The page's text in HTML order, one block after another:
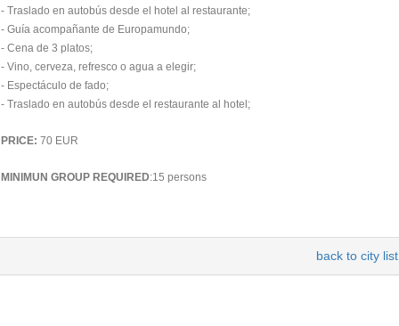
- Traslado en autobús desde el hotel al restaurante;
- Guía acompañante de Europamundo;
- Cena de 3 platos;
- Vino, cerveza, refresco o agua a elegir;
- Espectáculo de fado;
- Traslado en autobús desde el restaurante al hotel;
PRICE: 70 EUR
MINIMUN GROUP REQUIRED:15 persons
back to city list